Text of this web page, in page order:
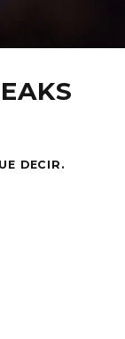
DECIR.